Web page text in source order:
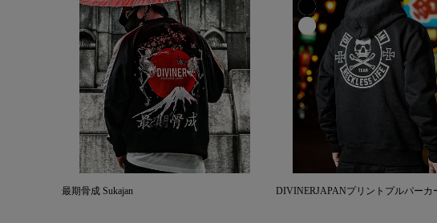
最期骨成 Sukajan DIVINERJAPANプリントプルパーカ